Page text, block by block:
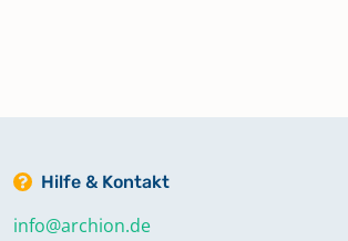
Hilfe & Kontakt
info@archion.de